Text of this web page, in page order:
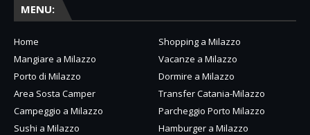
MENU:
Home
Shopping a Milazzo
Mangiare a Milazzo
Vacanze a Milazzo
Porto di Milazzo
Dormire a Milazzo
Area Sosta Camper
Transfer Catania-Milazzo
Campeggio a Milazzo
Parcheggio Porto Milazzo
Sushi a Milazzo
Hamburger a Milazzo